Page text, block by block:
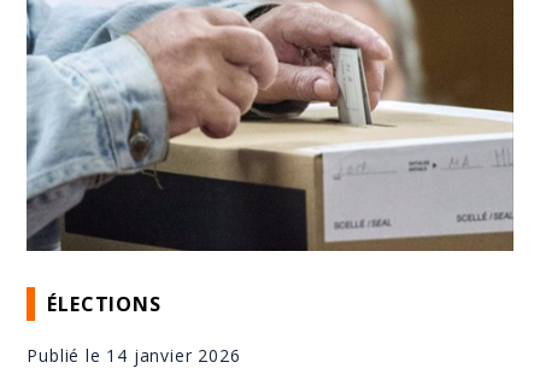
ÉLECTIONS
Publié le 14 janvier 2026